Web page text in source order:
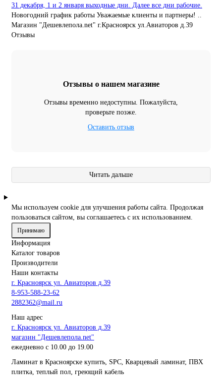
31 декабря, 1 и 2 января выходные дни. Далее все дни рабочие.
Новогодний график работы Уважаемые клиенты и партнеры! ..
Магазин "Дешевлепола.net" г.Красноярск ул.Авиаторов д.39
Отзывы
Отзывы о нашем магазине
Отзывы временно недоступны. Пожалуйста,
проверьте позже.
Оставить отзыв
Читать дальше
Мы используем cookie для улучшения работы сайта. Продолжая
пользоваться сайтом, вы соглашаетесь с их использованием.
Принимаю
Информация
Каталог товаров
Производители
Наши контакты
г. Красноярск ул. Авиаторов д.39
8-953-588-23-62
2882362@mail.ru
Наш адрес
г. Красноярск ул. Авиаторов д.39
магазин "Дешевлепола.net"
ежедневно с 10.00 до 19.00
Ламинат в Красноярске купить, SPC, Кварцевый ламинат, ПВХ
плитка, теплый пол, греющий кабель